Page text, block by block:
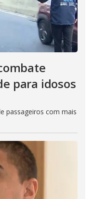
para idosos
passageiros com mais